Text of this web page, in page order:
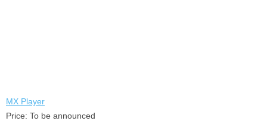
MX Player
Price: To be announced